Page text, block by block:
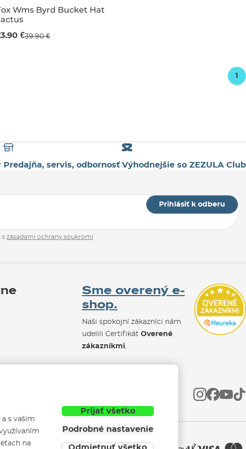
Wms Byrd Bucket Hat
€39.90 €
1
Predajňa, servis, odbornosť Výhodnejšie so ZEZULA Club
Prihlásiť k odberu
s zásadami ochrany soukromí
Sme overený e-
shop.
Naši spokojní zákazníci nám
udelili Certifikát Overené
zákazníkmi.
s vaším
na
Prijať všetko
Podrobné nastavenie